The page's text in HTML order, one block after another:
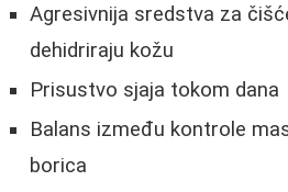
Agresivnija sredstva za
dehidriraju kožu
Prisustvo sjaja tokom dana
Balans između kontrole
borica